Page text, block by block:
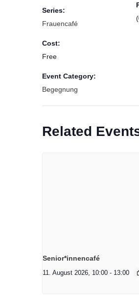
Series:
Frauencafé
Cost:
Free
Event Category:
Begegnung
Related
Senior*innencafé
11. August 2026, 10:00 - 13:00